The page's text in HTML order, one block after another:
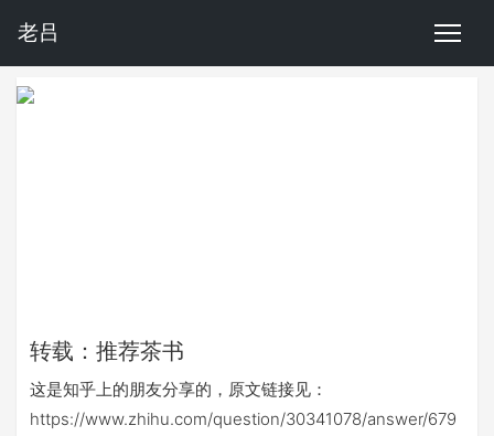
老吕
转载：推荐茶书
这是知乎上的朋友分享的，原文链接见：
https://www.zhihu.com/question/30341078/answer/679